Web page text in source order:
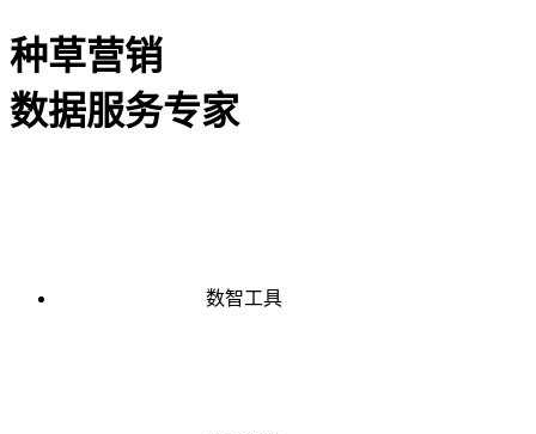
种草营销
数据服务专家
数智工具